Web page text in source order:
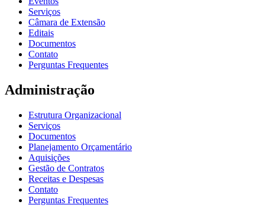
Serviços
Câmara de Extensão
Editais
Documentos
Contato
Perguntas Frequentes
Administração
Estrutura Organizacional
Serviços
Documentos
Planejamento Orçamentário
Aquisições
Gestão de Contratos
Receitas e Despesas
Contato
Perguntas Frequentes